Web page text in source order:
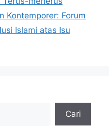
Kontemporer: Forum
Islami atas Isu
Cari